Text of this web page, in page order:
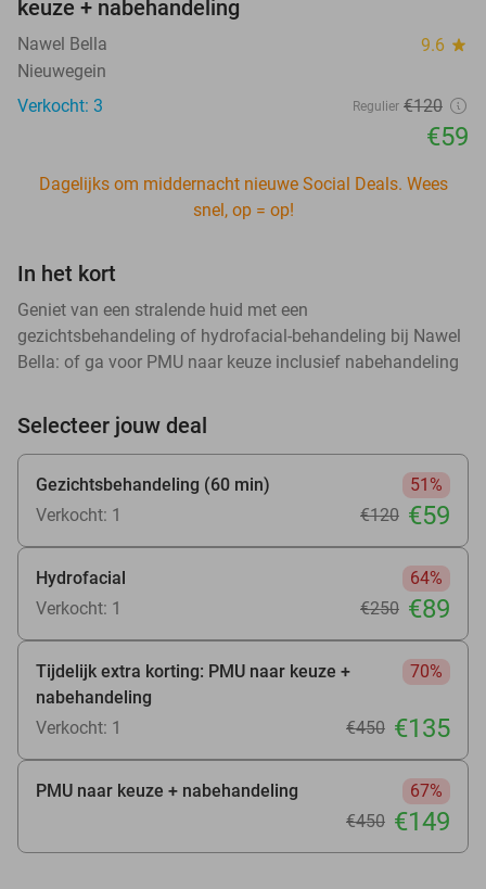
keuze + nabehandeling
Nawel Bella 9.6 star
Nieuwegein
Verkocht: 3
Regulier €120
€59
Dagelijks om middernacht nieuwe Social Deals. Wees
snel, op = op!
In het kort
Geniet van een stralende huid met een
gezichtsbehandeling of hydrofacial-behandeling bij Nawel
Bella: of ga voor PMU naar keuze inclusief nabehandeling
Selecteer jouw deal
Gezichtsbehandeling (60 min)
51%
Verkocht: 1
€120 €59
Hydrofacial
64%
Verkocht: 1
€250 €89
Tijdelijk extra korting: PMU naar keuze +
nabehandeling
70%
Verkocht: 1 €450 €135
PMU naar keuze + nabehandeling
67%
€450 €149